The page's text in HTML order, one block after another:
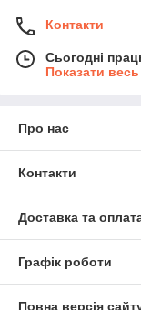
Контакти
Сьогодні
Показати
Про нас
Контакти
Доставка та
Графік роботи
Повна версія